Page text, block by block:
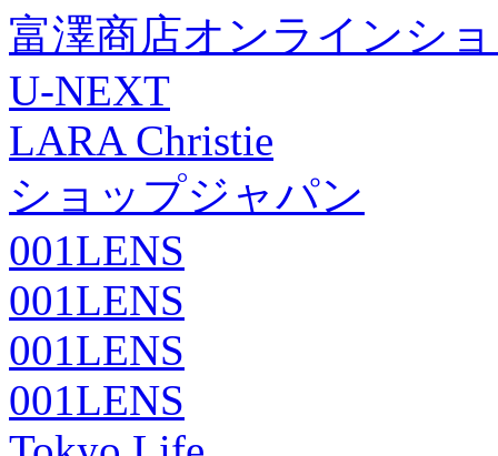
富澤商店オンラインシ
U-NEXT
LARA Christie
ショップジャパン
001LENS
001LENS
001LENS
001LENS